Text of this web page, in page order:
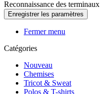
Reconnaissance des terminaux
Fermer menu
Catégories
Nouveau
Chemises
Tricot & Sweat
Polos & T-shirts